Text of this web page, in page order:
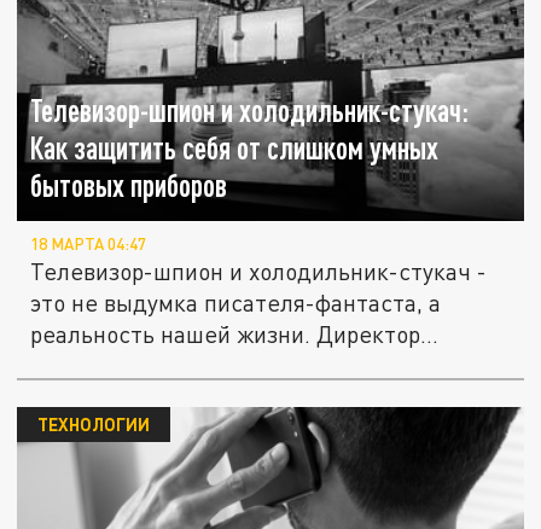
Телевизор-шпион и холодильник-стукач:
Как защитить себя от слишком умных
бытовых приборов
18 МАРТА 04:47
Телевизор-шпион и холодильник-стукач -
это не выдумка писателя-фантаста, а
реальность нашей жизни. Директор...
ТЕХНОЛОГИИ